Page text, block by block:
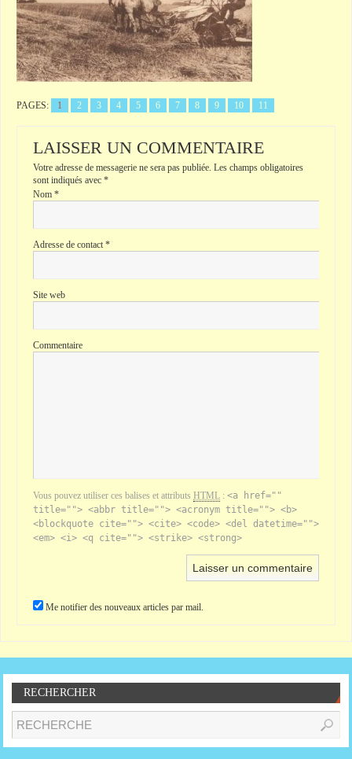
PAGES: 1 2 3 4 5 6 7 8 9 10 11
LAISSER UN COMMENTAIRE
Votre adresse de messagerie ne sera pas publiée. Les champs obligatoires
sont indiqués avec *
Nom *
Adresse de contact *
Site web
Commentaire
Vous pouvez utiliser ces balises et attributs HTML : <a href=""
title=""> <abbr title=""> <acronym title=""> <b>
<blockquote cite=""> <cite> <code> <del datetime="">
<em> <i> <q cite=""> <strike> <strong>
Me notifier des nouveaux articles par mail.
RECHERCHER